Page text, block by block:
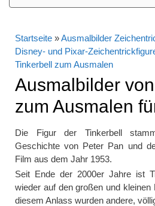
Startseite »Ausmalbilder
Disney- und Pixar-
Tinkerbell zum Ausmalen
Ausmalbilder von
zum Ausmalen
Die Figur der Tinkerbell
Geschichte von Peter Pan und
Film aus dem Jahr 1953.
Seit Ende der 2000er Jahre ist
wieder auf den großen und
diesem Anlass wurden andere,